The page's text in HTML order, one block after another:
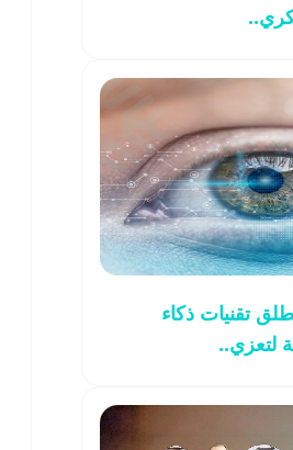
تقنيات ذكاء
لتعزي..